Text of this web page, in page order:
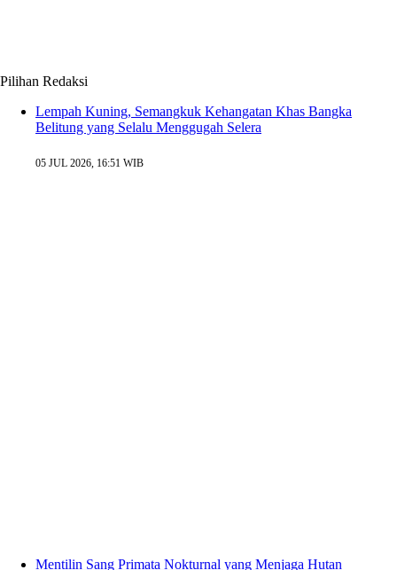
Pilihan Redaksi
Lempah Kuning, Semangkuk Kehangatan Khas Bangka
Belitung yang Selalu Menggugah Selera
05 JUL 2026, 16:51 WIB
Mentilin Sang Primata Nokturnal yang Menjaga Hutan